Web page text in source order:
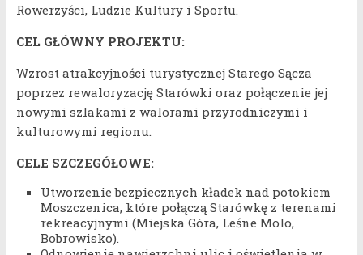
Rowerzyści, Ludzie Kultury i Sportu.
CEL GŁÓWNY PROJEKTU:
Wzrost atrakcyjności turystycznej Starego Sącza
poprzez rewaloryzację Starówki oraz połączenie jej
nowymi szlakami z walorami przyrodniczymi i
kulturowymi regionu.
CELE SZCZEGÓŁOWE:
Utworzenie bezpiecznych kładek nad potokiem
Moszczenica, które połączą Starówkę z terenami
rekreacyjnymi (Miejska Góra, Leśne Molo,
Bobrowisko).